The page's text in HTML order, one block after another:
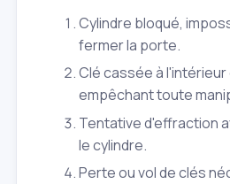
Cylindre bloqué,
fermer la porte.
Clé cassée à l'intérieur
empêchant toute
Tentative d'effraction
le cylindre.
Perte ou vol de clés